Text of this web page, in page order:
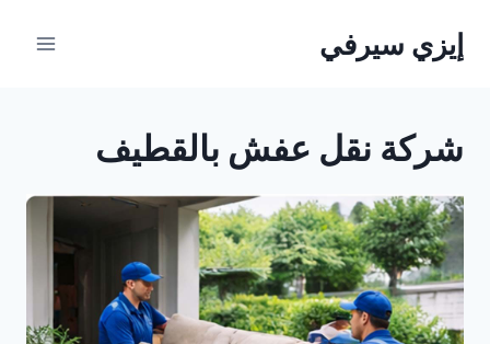
إيزي سيرفي
شركة نقل عفش بالقطيف